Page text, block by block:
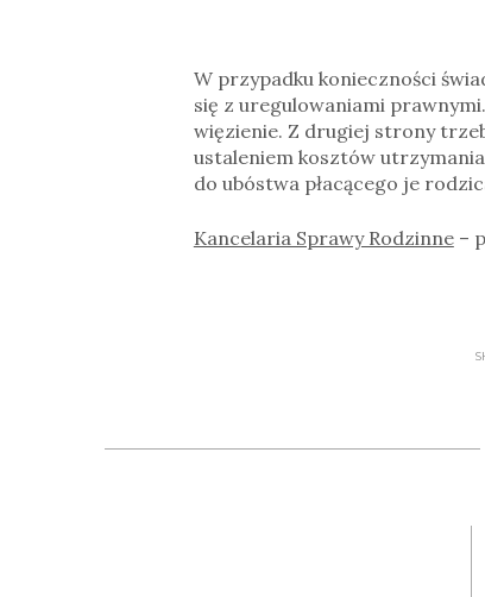
W przypadku konieczności
się z uregulowaniami
więzienie. Z drugiej strony
ustaleniem kosztów
do ubóstwa płacącego je
Kancelaria Sprawy Rodzinne–